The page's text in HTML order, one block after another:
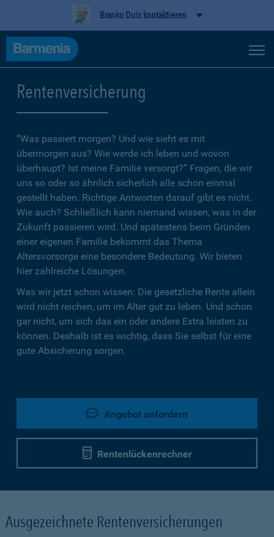
Branko Duic kontaktieren
Rentenversicherung
”Was passiert morgen? Und wie sieht es mit
übermorgen aus? Wie werde ich leben und wovon
überhaupt? Ist meine Familie versorgt?” Fragen, die wir
uns so oder so ähnlich sicherlich alle schon einmal
gestellt haben. Richtige Antworten darauf gibt es nicht.
Wie auch? Schließlich kann niemand wissen, was in der
Zukunft passieren wird. Und spätestens beim Gründen
einer eigenen Familie bekommt das Thema
Altersvorsorge eine besondere Bedeutung. Wir bieten
hier zahlreiche Lösungen.
Was wir jetzt schon wissen: Die gesetzliche Rente allein
wird nicht reichen, um im Alter gut zu leben. Und schon
gar nicht, um sich das ein oder andere Extra leisten zu
können. Deshalb ist es wichtig, dass Sie selbst für eine
gute Absicherung sorgen.
Angebot anfordern
Rentenlückenrechner
Ausgezeichnete Rentenversicherungen